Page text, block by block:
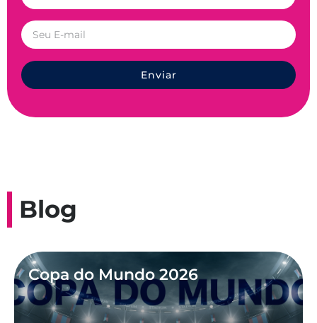
Enviar
Blog
Copa do Mundo 2026